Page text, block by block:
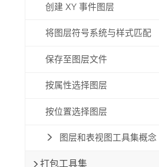
创建 XY 事件图层
将图层符号系统与样式匹配
保存至图层文件
按属性选择图层
按位置选择图层
图层和表视图工具集概念
打包工具集